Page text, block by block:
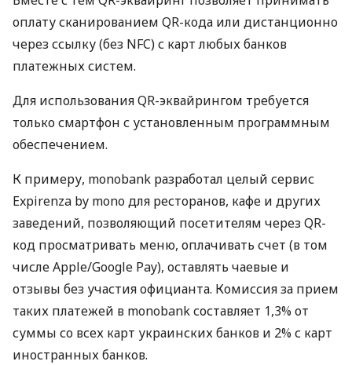
оплату сканированием QR-кода или дистанционно
через ссылку (без NFC) с карт любых банков
платежных систем.
Для использования QR-эквайрингом требуется
только смартфон с установленным программным
обеспечением.
К примеру, monobank разработал целый сервис
Expirenza by mono для ресторанов, кафе и других
заведений, позволяющий посетителям через QR-
код просматривать меню, оплачивать счет (в том
числе Apple/Google Pay), оставлять чаевые и
отзывы без участия официанта. Комиссия за прием
таких платежей в monobank составляет 1,3% от
суммы со всех карт украинских банков и 2% с карт
иностранных банков.